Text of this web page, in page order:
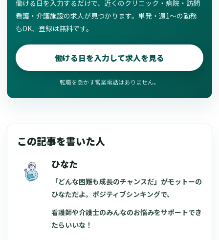
働ける日を入力するだけで、近くのクリニック・病院・訪問
看護・介護施設の求人が見つかります。単発・週1〜の勤務
もOK、登録は無料です。
働ける日を入力して求人を見る
転職を急かす営業電話はありません。
この記事を書いた人
ひなた
「どんな困難も成長のチャンスだ」がモットーの
ひなただよ。ポジティブシンキングで、
看護師や介護士のみんなのお悩みをサポートでき
たらいいな！